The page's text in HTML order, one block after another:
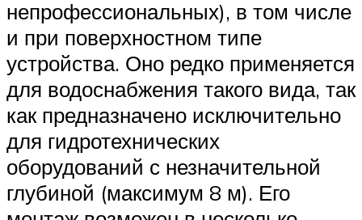
непрофессиональных), в том числе
и при поверхностном типе
устройства. Оно редко применяется
для водоснабжения такого вида, так
как предназначено исключительно
для гидротехнических
оборудований с незначительной
глубиной (максимум 8 м). Его